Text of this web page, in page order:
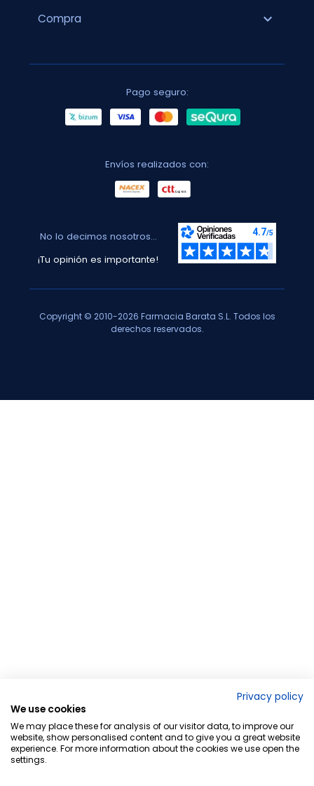
Compra expand_more
Pago seguro:
Envíos realizados con:
No lo decimos nosotros...
¡Tu opinión es importante!
Copyright © 2010-2026 Farmacia Barata S.L. Todos los
derechos reservados.
Privacy policy
We use cookies
We may place these for analysis of our visitor data, to improve our
website, show personalised content and to give you a great website
experience. For more information about the cookies we use open the
settings.